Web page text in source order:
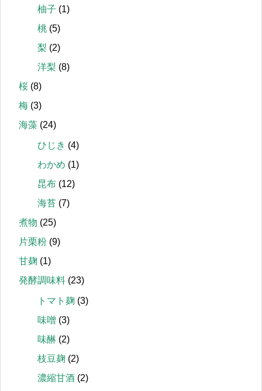
柚子 (1)
桃 (5)
梨 (2)
洋梨 (8)
桜 (8)
梅 (3)
海藻 (24)
ひじき (4)
わかめ (1)
昆布 (12)
海苔 (7)
煮物 (25)
片栗粉 (9)
甘麹 (1)
発酵調味料 (23)
トマト麹 (3)
味噌 (3)
味醂 (2)
枝豆麹 (2)
濃縮甘酒 (2)